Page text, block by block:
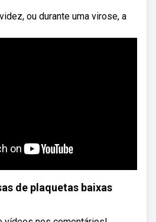
ou durante uma virose, a
de plaquetas baixas